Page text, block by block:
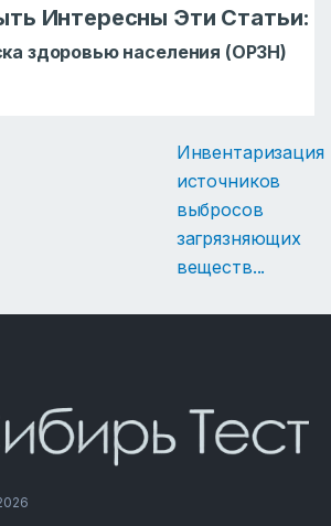
Интересны Эти Статьи:
здоровью населения (ОРЗН)
Инвентаризация
источников
выбросов
загрязняющих
веществ...